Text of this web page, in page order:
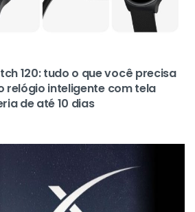
120: tudo o que você precisa
relógio inteligente com tela
de até 10 dias